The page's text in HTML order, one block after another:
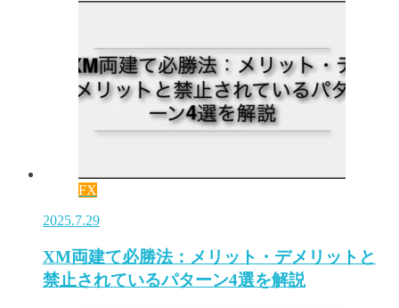
FX
2025.7.29
XM両建て必勝法：メリット・デメリットと
禁止されているパターン4選を解説